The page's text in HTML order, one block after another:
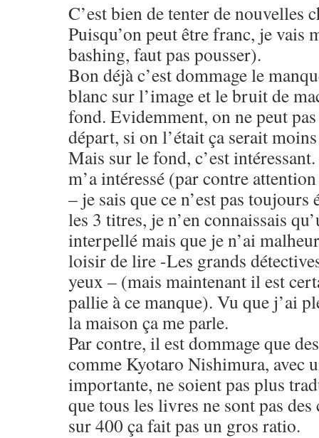
C’est bien de tenter de nouvelles
Puisqu’on peut être franc, je vais
bashing, faut pas pousser).
Bon déjà c’est dommage le
blanc sur l’image et le bruit de
fond. Evidemment, on ne peut
départ, si on l’était ça serait
Mais sur le fond, c’est
m’a intéressé (par contre
– je sais que ce n’est pas
les 3 titres, je n’en connaissais
interpellé mais que je n’ai
loisir de lire -Les grands
yeux – (mais maintenant il est
pallie à ce manque). Vu que j’ai
la maison ça me parle.
Par contre, il est dommage que
comme Kyotaro Nishimura, avec
importante, ne soient pas plus
que tous les livres ne sont pas
sur 400 ça fait pas un gros ratio.